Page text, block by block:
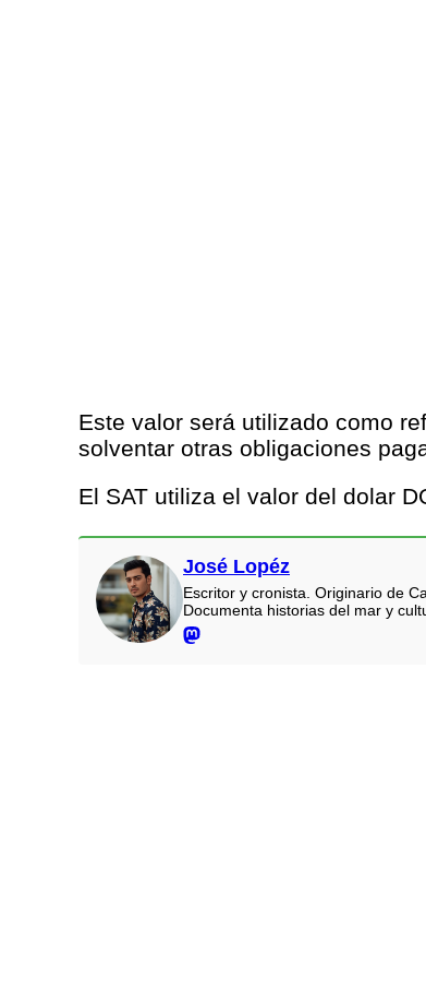
Este valor será utilizado como
solventar otras obligaciones
El SAT utiliza el valor del dolar
José Lopéz
Escritor y cronista. Originario de
Documenta historias del mar y